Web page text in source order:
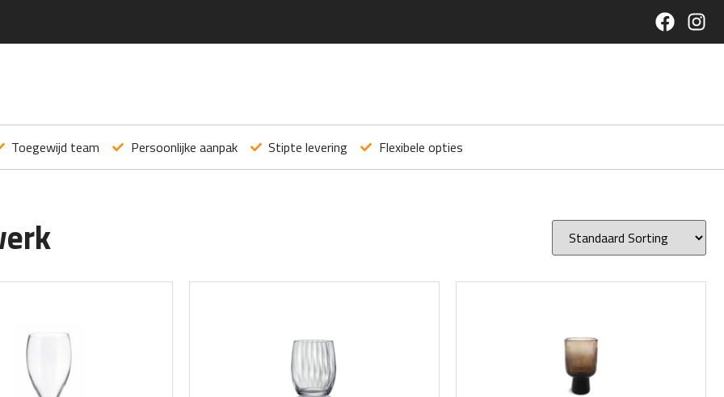
Toegewijd team Persoonlijke aanpak Stipte levering Flexibele opties